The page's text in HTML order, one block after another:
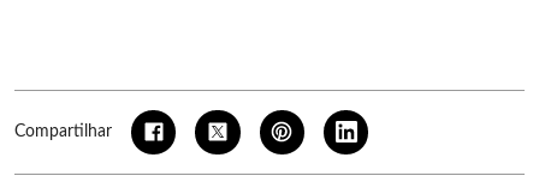
Compartilhar